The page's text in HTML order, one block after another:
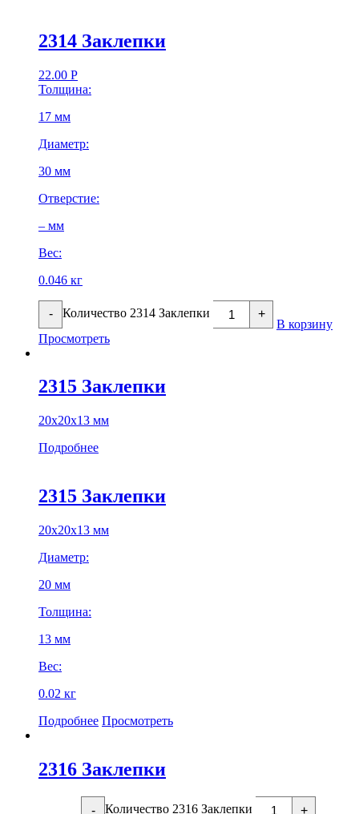
2314 Заклепки
22.00 Р
Толщина:
17 мм
Диаметр:
30 мм
Отверстие:
– мм
Вес:
0.046 кг
- Количество 2314 Заклепки +
В корзину
Просмотреть
2315 Заклепки
20х20х13 мм
Подробнее
2315 Заклепки
20х20х13 мм
Диаметр:
20 мм
Толщина:
13 мм
Вес:
0.02 кг
Подробнее Просмотреть
2316 Заклепки
- Количество 2316 Заклепки +